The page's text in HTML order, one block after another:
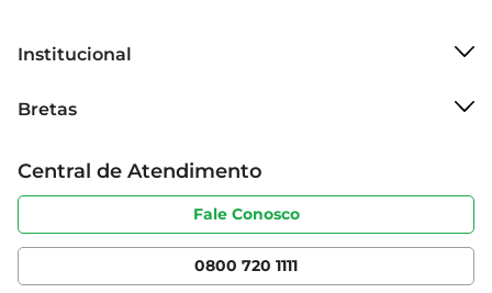
Institucional
Grupo Cencosud
Sobre privacidade
Portal do fornecedor
Cencosud Media
Bretas
Produtos Bretas
Código de ética
Serviços
Clube Bretas
Central de Atendimento
Fale Conosco
0800 720 1111